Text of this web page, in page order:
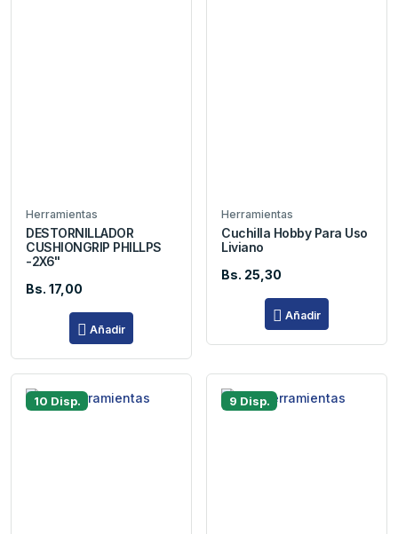
Herramientas
DESTORNILLADOR
CUSHIONGRIP PHILLPS
-2X6"
Bs. 17,00
Añadir
Herramientas
Cuchilla Hobby Para Uso
Liviano
Bs. 25,30
Añadir
10 Disp. 9 Disp.